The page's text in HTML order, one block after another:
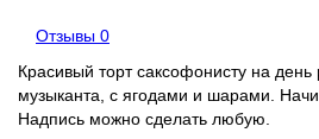
Отзывы 0
Красивый торт саксофонисту на
музыканта, с ягодами и шарами.
Надпись можно сделать любую.